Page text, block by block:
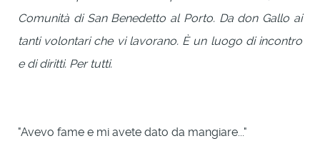
Comunità di San Benedetto al Porto. Da don Gallo ai
tanti volontari che vi lavorano. È un luogo di incontro
e di diritti. Per tutti.
"Avevo fame e mi avete dato da mangiare..."